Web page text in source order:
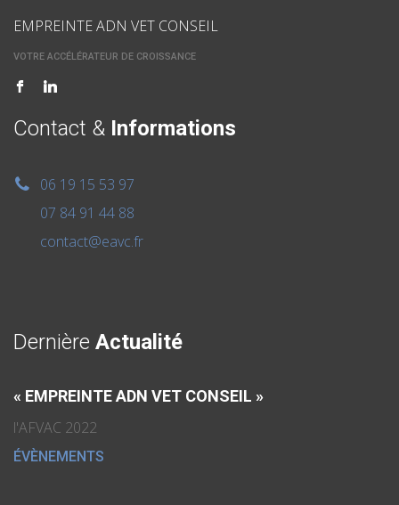
EMPREINTE ADN VET CONSEIL
VOTRE ACCÉLÉRATEUR DE CROISSANCE
Contact & Informations
06 19 15 53 97
07 84 91 44 88
contact@eavc.fr
Dernière Actualité
« EMPREINTE ADN VET CONSEIL »
l'AFVAC 2022
ÉVÈNEMENTS